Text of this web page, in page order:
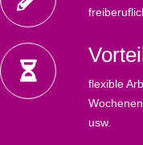
flexible
usw.